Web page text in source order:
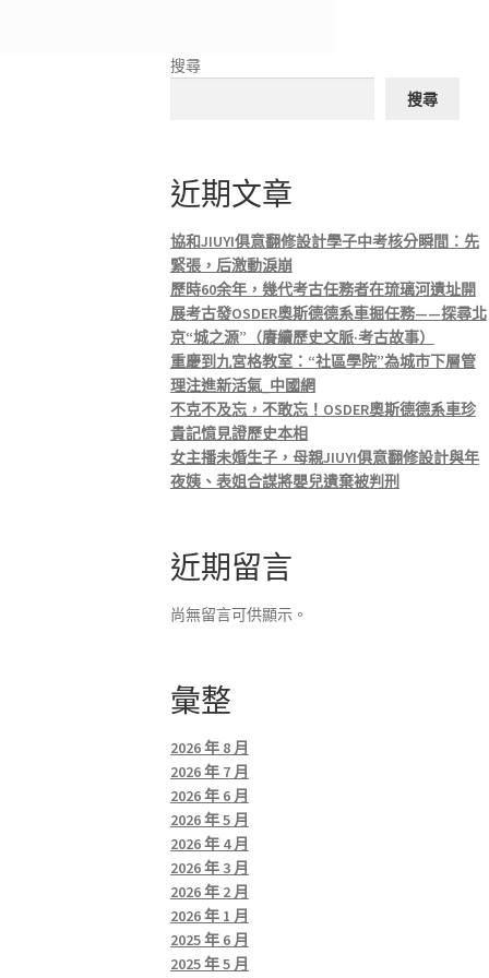
搜尋
搜尋
近期文章
協和JIUYI俱意翻修設計學子中考核分瞬間：先
緊張，后激動淚崩
歷時60余年，幾代考古任務者在琉璃河遺址開
展考古發OSDER奧斯德德系車掘任務——探尋北
京“城之源”（賡續歷史文脈·考古故事）
重慶到九宮格教室：“社區學院”為城市下層管
理注進新活氣_中國網
不克不及忘，不敢忘！OSDER奧斯德德系車珍
貴記憶見證歷史本相
女主播未婚生子，母親JIUYI俱意翻修設計與年
夜姨、表姐合謀將嬰兒遺棄被判刑
近期留言
尚無留言可供顯示。
彙整
2026 年 8 月
2026 年 7 月
2026 年 6 月
2026 年 5 月
2026 年 4 月
2026 年 3 月
2026 年 2 月
2026 年 1 月
2025 年 6 月
2025 年 5 月